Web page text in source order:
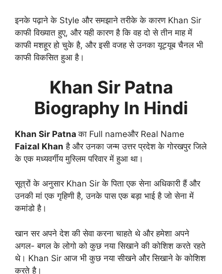
इनके पढ़ाने के Style और समझाने तरीके के कारण Khan Sir
काफी विख्यात हुए, और यही कारण है कि वह दो से तीन माह में
काफी मशहूर हो चुके है, और इसी वजह से उनका यूट्यूब चैनल भी
काफी विकसित हुआ है।
Khan Sir Patna
Biography In Hindi
Khan Sir Patnaका Full nameऔर Real Name
Faizal Khan है और उनका जन्म उत्तर प्रदेश के गोरखपुर जिले
के एक मध्यवर्गीय मुस्लिम परिवार में हुआ था।
सूत्रों के अनुसार Khan Sir के पिता एक सेना अधिकारी हैं और
उनकी मां एक गृहिणी है, उनके पास एक बड़ा भाई है जो सेना में
कमांडो है।
खान सर अपने देश की सेवा करना चाहते थे और हमेशा अपने
अगल- बगल के लोगो को कुछ नया सिखाने की कोशिश करते रहते
थे। Khan Sir आज भी कुछ नया सीखने और सिखाने के कोशिश
करते है।